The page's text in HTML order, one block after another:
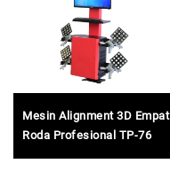
Mesin Alignment 3D Empat
Roda Profesional TP-76